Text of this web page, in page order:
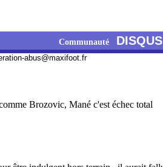
Communauté DISQUS
abus@maxifoot.fr